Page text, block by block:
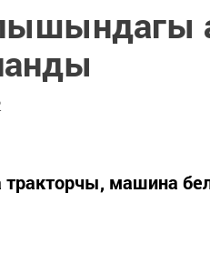
тракторчы, машина